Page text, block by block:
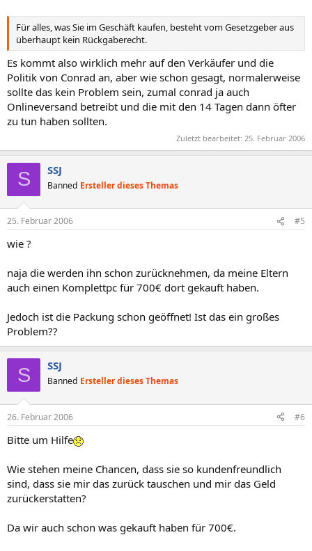
Für alles, was Sie im Geschäft kaufen, besteht vom Gesetzgeber aus
überhaupt kein Rückgaberecht.
Es kommt also wirklich mehr auf den Verkäufer und die
Politik von Conrad an, aber wie schon gesagt, normalerweise
sollte das kein Problem sein, zumal conrad ja auch
Onlineversand betreibt und die mit den 14 Tagen dann öfter
zu tun haben sollten.
Zuletzt bearbeitet: 25. Februar 2006
S SSJ
Banned Ersteller dieses Themas
25. Februar 2006 #5
wie ?
naja die werden ihn schon zurücknehmen, da meine Eltern
auch einen Komplettpc für 700€ dort gekauft haben.
Jedoch ist die Packung schon geöffnet! Ist das ein großes
Problem??
S SSJ
Banned Ersteller dieses Themas
26. Februar 2006 #6
Bitte um Hilfe
Wie stehen meine Chancen, dass sie so kundenfreundlich
sind, dass sie mir das zurück tauschen und mir das Geld
zurückerstatten?
Da wir auch schon was gekauft haben für 700€.